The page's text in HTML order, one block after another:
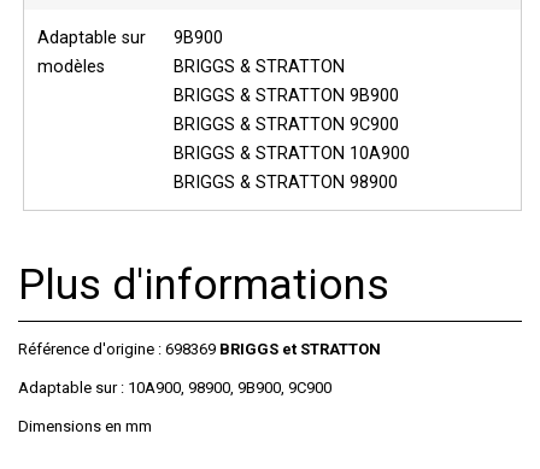
Adaptable sur
modèles
9B900
BRIGGS & STRATTON
BRIGGS & STRATTON 9B900
BRIGGS & STRATTON 9C900
BRIGGS & STRATTON 10A900
BRIGGS & STRATTON 98900
Plus d'informations
Référence d'origine : 698369 BRIGGS et STRATTON
Adaptable sur : 10A900, 98900, 9B900, 9C900
Dimensions en mm